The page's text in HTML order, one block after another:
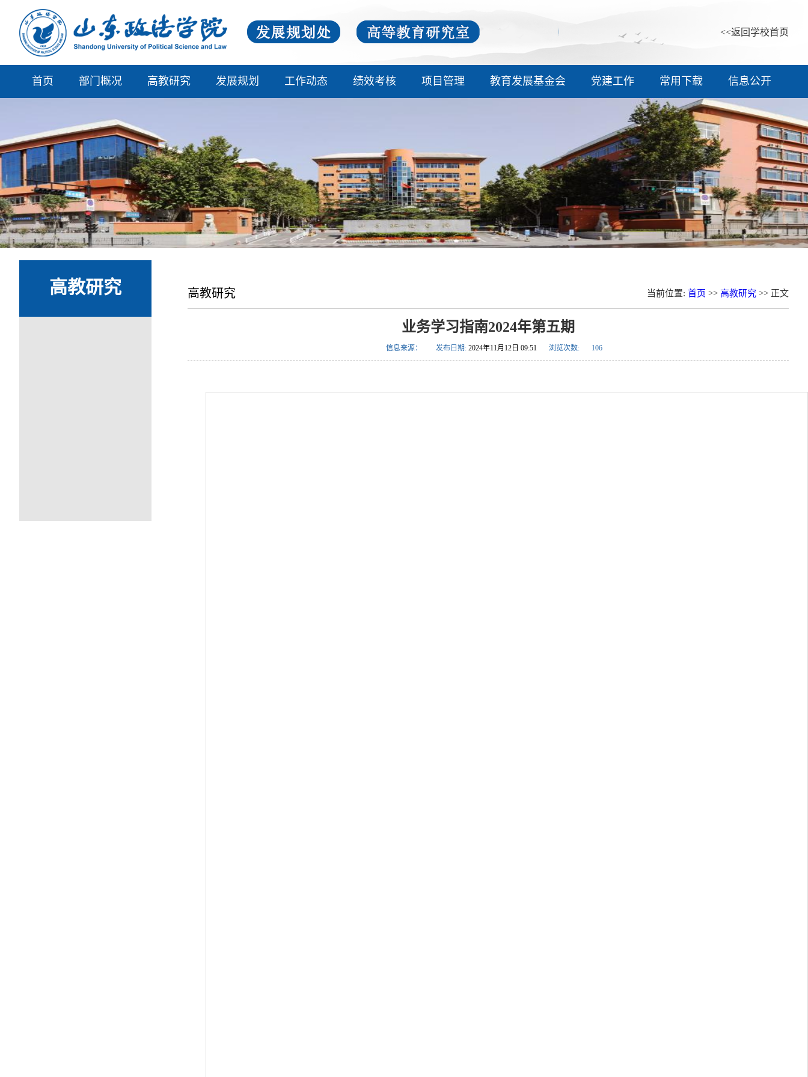
<<返回学校首页
首页 部门概况 高教研究 发展规划 工作动态 绩效考核 项目管理 教育发展基金会 党建工作 常用下载 信息公开
高教研究 高教研究 当前位置: 首页 >> 高教研究 >> 正文
业务学习指南2024年第五期
信息来源： 发布日期: 2024年11月12日 09:51 浏览次数: 106